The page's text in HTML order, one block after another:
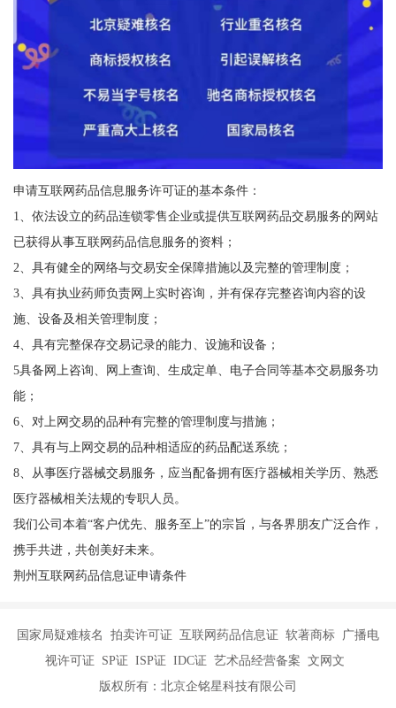
申请互联网药品信息服务许可证的基本条件：
1、依法设立的药品连锁零售企业或提供互联网药品交易服务的网站
已获得从事互联网药品信息服务的资料；
2、具有健全的网络与交易安全保障措施以及完整的管理制度；
3、具有执业药师负责网上实时咨询，并有保存完整咨询内容的设
施、设备及相关管理制度；
4、具有完整保存交易记录的能力、设施和设备；
5具备网上咨询、网上查询、生成定单、电子合同等基本交易服务功
能；
6、对上网交易的品种有完整的管理制度与措施；
7、具有与上网交易的品种相适应的药品配送系统；
8、从事医疗器械交易服务，应当配备拥有医疗器械相关学历、熟悉
医疗器械相关法规的专职人员。
我们公司本着“客户优先、服务至上”的宗旨，与各界朋友广泛合作，
携手共进，共创美好未来。
荆州互联网药品信息证申请条件
国家局疑难核名 拍卖许可证 互联网药品信息证 软著商标 广播电
视许可证 SP证 ISP证 IDC证 艺术品经营备案 文网文
版权所有：北京企铭星科技有限公司